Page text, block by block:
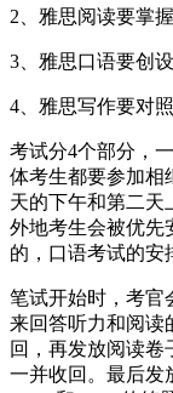
2、雅思阅读要掌
3、雅思口语要创
4、雅思写作要对
考试分4个部分，
体考生都要参加相
天的下午和第二天
外地考生会被优先
的，口语考试的安
笔试开始时，考官
来回答听力和阅读
回，再发放阅读卷
一并收回。最后发